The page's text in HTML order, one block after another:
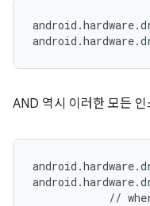
AND 역시 이러한 모든
//